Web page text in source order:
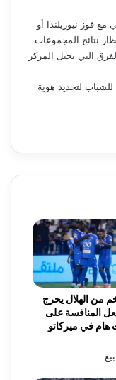
فوز نيوزيلندا أو
نتائج المجموعات
التي تحتل المركز
لتحديد هوية
الهلال يحرج
المنافسة على
في ميركاتو